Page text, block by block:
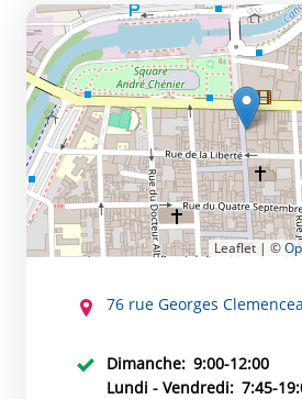
Leaflet | ©
76 rue Georges
Dimanche: 9:00-12:00
Lundi - Vendredi: 7:45-